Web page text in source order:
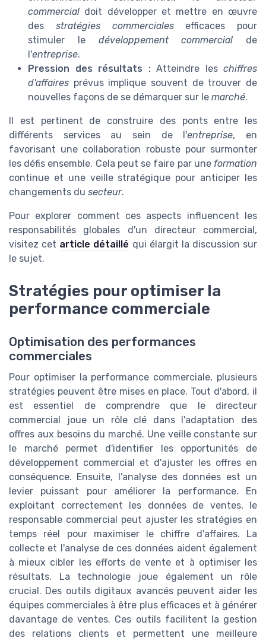
commercial doit développer et mettre en œuvre
des stratégies commercialesefficaces pour
stimuler le développement commercial de
l'entreprise.
Pression des résultats :Atteindre les chiffres
d'affaires prévus implique souvent de trouver de
nouvelles façons de se démarquer sur le marché.
Il est pertinent de construire des ponts entre les
différents services au sein de l'entreprise, en
favorisant une collaboration robuste pour surmonter
les défis ensemble. Cela peut se faire par une formation
continue et une veille stratégique pour anticiper les
changements du secteur.
Pour explorer comment ces aspects influencent les
responsabilités globales d'un directeur commercial,
visitez cet article détaillé qui élargit la discussion sur
le sujet.
Stratégies pour optimiser la
performance commerciale
Optimisation des performances
commerciales
Pour optimiser la performance commerciale, plusieurs
stratégies peuvent être mises en place. Tout d'abord, il
est essentiel de comprendre que le directeur
commercial joue un rôle clé dans l'adaptation des
offres aux besoins du marché. Une veille constante sur
le marché permet d'identifier les opportunités de
développement commercial et d'ajuster les offres en
conséquence. Ensuite, l'analyse des données est un
levier puissant pour améliorer la performance. En
exploitant correctement les données de ventes, le
responsable commercial peut ajuster les stratégies en
temps réel pour maximiser le chiffre d'affaires. La
collecte et l'analyse de ces données aident également
à mieux cibler les efforts de vente et à optimiser les
résultats. La technologie joue également un rôle
crucial. Des outils digitaux avancés peuvent aider les
équipes commerciales à être plus efficaces et à générer
davantage de ventes. Ces outils facilitent la gestion
des relations clients et permettent une meilleure